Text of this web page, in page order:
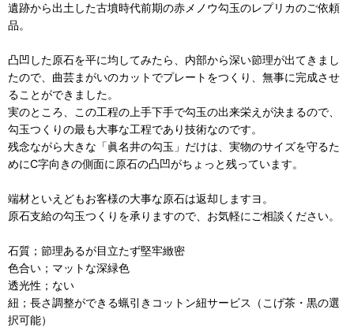
遺跡から出土した古墳時代前期の赤メノウ勾玉のレプリカのご依頼
品。
凸凹した原石を平に均してみたら、内部から深い節理が出てきまし
たので、曲芸まがいのカットでプレートをつくり、無事に完成させ
ることができました。
実のところ、この工程の上手下手で勾玉の出来栄えが決まるので、
勾玉つくりの最も大事な工程であり技術なのです。
残念ながら大きな「眞名井の勾玉」だけは、実物のサイズを守るた
めにC字向きの側面に原石の凸凹がちょっと残っています。
端材といえどもお客様の大事な原石は返却しますヨ。
原石支給の勾玉つくりを承りますので、お気軽にご相談ください。
石質；節理あるが目立たず堅牢緻密
色合い；マットな深緑色
透光性；ない
紐；長さ調整ができる蝋引きコットン紐サービス（こげ茶・黒の選
択可能）